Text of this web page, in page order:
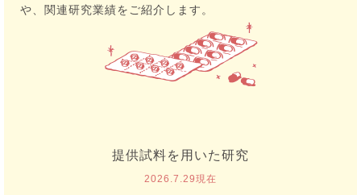
や、関連研究業績をご紹介します。
提供試料を用いた研究
2026.7.29現在